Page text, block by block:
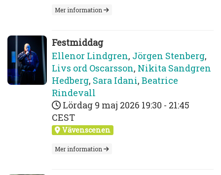
Mer information
Festmiddag
Ellenor Lindgren, Jörgen Stenberg,
Livs ord Oscarsson, Nikita Sandgren
Hedberg, Sara Idani, Beatrice
Rindevall
Lördag 9 maj 2026 19:30 - 21:45
CEST
Vävenscenen
Mer information